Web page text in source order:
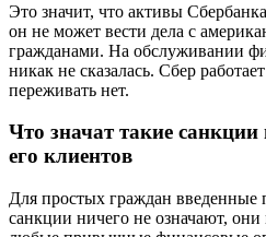
Это значит, что активы
он не может вести дела с
гражданами. На обслуживании
никак не сказалась. Сбер
переживать нет.
Что значат такие
его клиентов
Для простых граждан введенные
санкции ничего не означают, они